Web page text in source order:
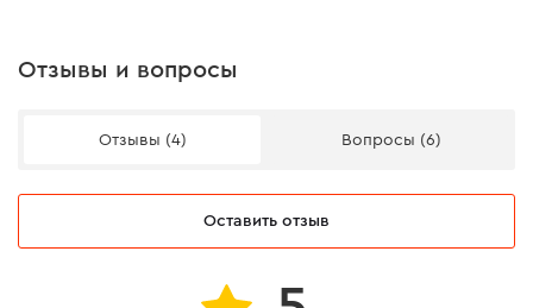
Отзывы и вопросы
Отзывы (4) Вопросы (6)
Оставить отзыв